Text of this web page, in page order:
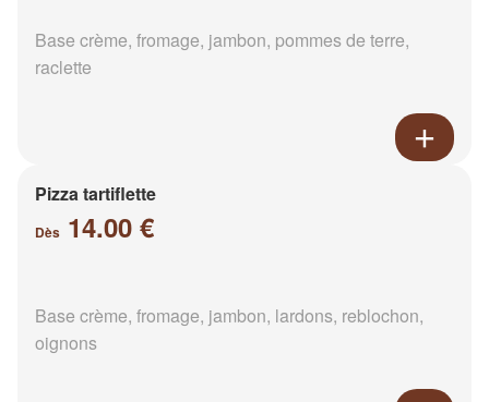
Base crème, fromage, jambon, pommes de terre,
raclette
Pizza tartiflette
Dès 14.00 €
Base crème, fromage, jambon, lardons, reblochon,
oignons